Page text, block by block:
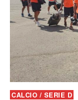
CALCIO / SERIE D